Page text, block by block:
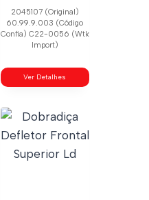
2045107 (Original)
60.99.9.003 (Código
Confia) C22-0056 (Wtk
Import)
Ver Detalhes